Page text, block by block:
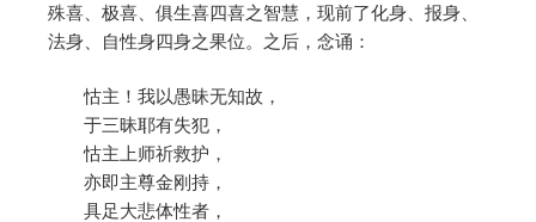
殊喜、极喜、俱生喜四喜之智慧，现前了化身、报身、
法身、自性身四身之果位。之后，念诵：
怙主！我以愚昧无知故，
于三昧耶有失犯，
怙主上师祈救护，
亦即主尊金刚持，
具足大悲体性者，